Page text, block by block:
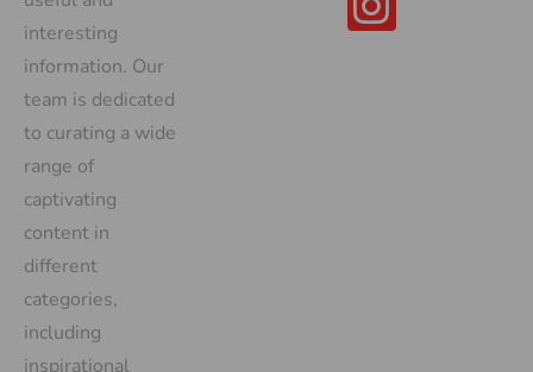
interesting
information. Our
team is dedicated
to curating a wide
range of
captivating
content in
different
categories,
including
inspirational